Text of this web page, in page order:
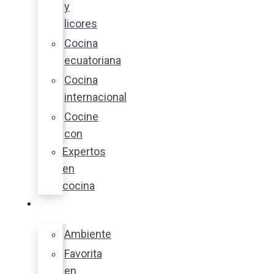
y
licores
Cocina
ecuatoriana
Cocina
internacional
Cocine
con
Expertos
en
cocina
Ambiente
Favorita
en